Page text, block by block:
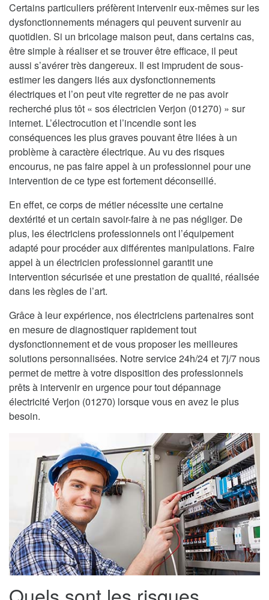
Certains particuliers préfèrent intervenir eux-mêmes sur les
dysfonctionnements ménagers qui peuvent survenir au
quotidien. Si un bricolage maison peut, dans certains cas,
être simple à réaliser et se trouver être efficace, il peut
aussi s’avérer très dangereux. Il est imprudent de sous-
estimer les dangers liés aux dysfonctionnements
électriques et l’on peut vite regretter de ne pas avoir
recherché plus tôt « sos électricien Verjon (01270) » sur
internet. L’électrocution et l’incendie sont les
conséquences les plus graves pouvant être liées à un
problème à caractère électrique. Au vu des risques
encourus, ne pas faire appel à un professionnel pour une
intervention de ce type est fortement déconseillé.
En effet, ce corps de métier nécessite une certaine
dextérité et un certain savoir-faire à ne pas négliger. De
plus, les électriciens professionnels ont l’équipement
adapté pour procéder aux différentes manipulations. Faire
appel à un électricien professionnel garantit une
intervention sécurisée et une prestation de qualité, réalisée
dans les règles de l’art.
Grâce à leur expérience, nos électriciens partenaires sont
en mesure de diagnostiquer rapidement tout
dysfonctionnement et de vous proposer les meilleures
solutions personnalisées. Notre service 24h/24 et 7j/7 nous
permet de mettre à votre disposition des professionnels
prêts à intervenir en urgence pour tout dépannage
électricité Verjon (01270) lorsque vous en avez le plus
besoin.